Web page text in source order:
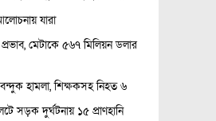
যারা
মেটাকে ৫৬৭ মিলিয়ন ডলার
বন্দুক হামলা, শিক্ষকসহ নিহত ৬
সড়ক দুর্ঘটনায় ১৫ প্রাণহানি